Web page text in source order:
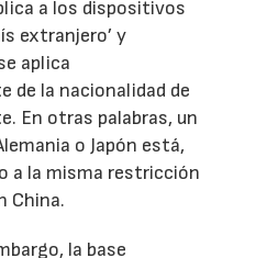
a los dispositivos
extranjero’ y
aplica
de la nacionalidad de
En otras palabras, un
o Japón está,
a la misma restricción
China.
la base